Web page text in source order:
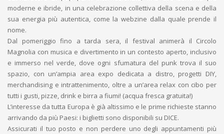
moderne e ibride, in una celebrazione collettiva della scena e della
sua energia più autentica, come la webzine dalla quale prende il
nome.
Dal pomeriggio fino a tarda sera, il festival animerà il Circolo
Magnolia con musica e divertimento in un contesto aperto, inclusivo
e immerso nel verde, dove ogni sfumatura del punk trova il suo
spazio, con un’ampia area expo dedicata a distro, progetti DIY,
merchandising e intrattenimento, oltre a un’area relax con cibo per
tutti i gusti, pizze, drink e birra a fiumi! (acqua fresca gratuita!)
L’interesse da tutta Europa è già altissimo e le prime richieste stanno
arrivando da più Paesi: i biglietti sono disponibili su DICE.
Assicurati il tuo posto e non perdere uno degli appuntamenti più